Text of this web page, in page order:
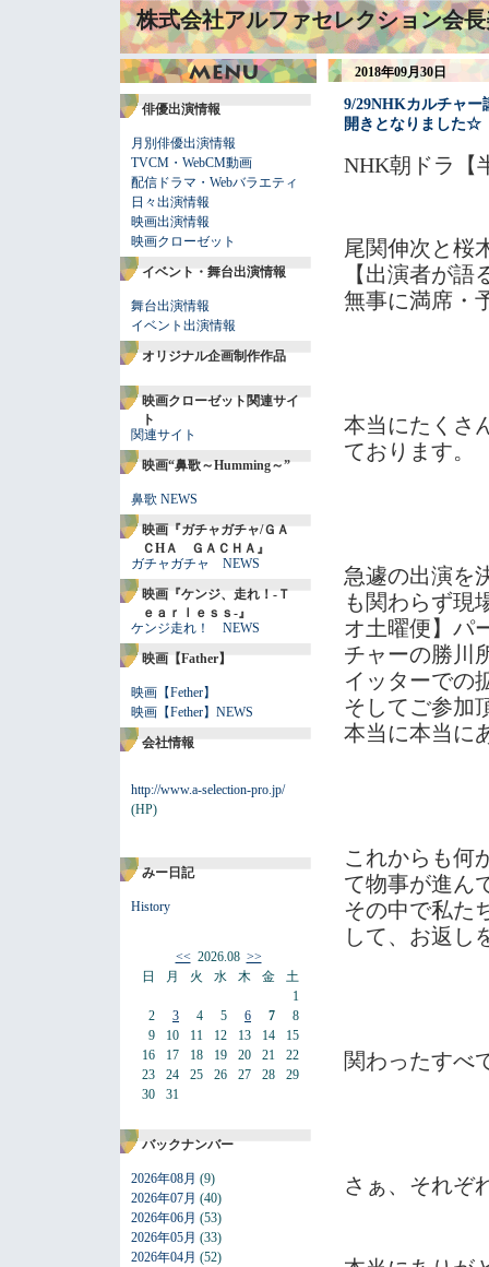
株式会社アルファセレクション会
俳優出演情報
月別俳優出演情報
TVCM・WebCM動画
配信ドラマ・Webバラエティ
日々出演情報
映画出演情報
映画クローゼット
イベント・舞台出演情報
舞台出演情報
イベント出演情報
オリジナル企画制作作品
映画クローゼット関連サイ
ト
関連サイト
映画“鼻歌～Humming～”
鼻歌 NEWS
映画『ガチャガチャ/ＧＡ
ＣHＡ ＧＡＣＨＡ』
ガチャガチャ NEWS
映画『ケンジ、走れ！-Ｔ
ｅａｒｌｅｓｓ-』
ケンジ走れ！ NEWS
映画【Father】
映画【Fether】
映画【Fether】NEWS
会社情報
http://www.a-selection-pro.jp/
(HP)
みー日記
History
<<2026.08 >>
日
2
9
16
23
30
月
3
10
17
24
31
火
4
11
18
25
水
5
12
19
26
木
6
13
20
27
金
7
14
21
28
土
1
8
15
22
29
バックナンバー
2026年08月 (9)
2026年07月 (40)
2026年06月 (53)
2026年05月 (33)
2026年04月 (52)
2018年09月30日
9/29NHKカルチャー
開きとなりました☆
NHK朝ドラ【
尾関伸次と桜
【出演者が
無事に満席・
本当にたくさ
ております。
急遽の出演を
も関わらず現
オ土曜便】パ
チャーの勝川
イッターでの
そしてご参加
本当に本当に
これからも何
て物事が進ん
その中で私た
して、お返し
関わったすべ
さぁ、それぞ